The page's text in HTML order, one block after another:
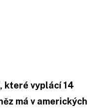
které vyplácí 14
má v amerických